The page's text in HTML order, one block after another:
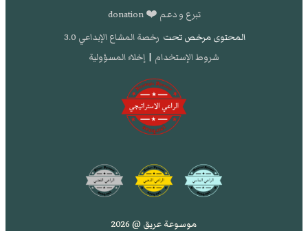
تبرع و دعم ❤️ donation
المحتوى مرخص تحت رخصة المشاع الإبداعي 3.0
شروط الإستخدام | إخلاء المسؤولية
موسوعة عريق @ 2026